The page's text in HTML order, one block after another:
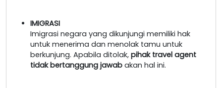
IMIGRASI
Imigrasi negara yang dikunjungi memiliki hak
untuk menerima dan menolak tamu untuk
berkunjung. Apabila ditolak, pihak travel agent
tidak bertanggung jawab akan hal ini.